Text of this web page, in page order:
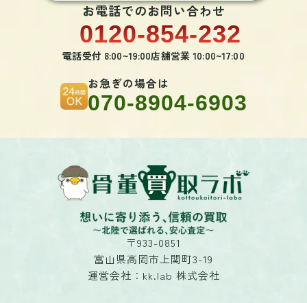
お電話でのお問い合わせ
0120-854-232
電話受付 8:00~19:00店舗営業 10:00~17:00
お急ぎの場合は
070-8904-6903
〒933-0851
富山県高岡市上関町3-19
運営会社：kk.lab 株式会社